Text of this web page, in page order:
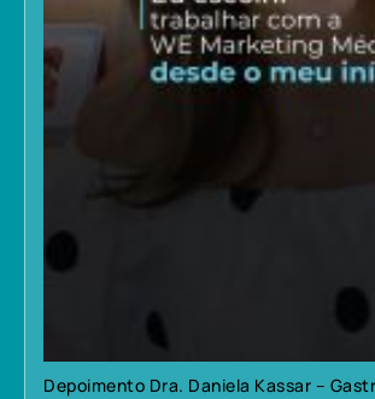
Depoimento Dra. Daniela Kassar –